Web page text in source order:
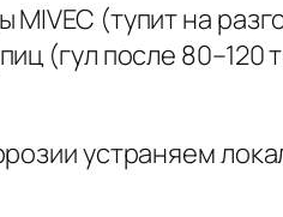
MIVEC (тупит на
(гул после 80–120
устраняем